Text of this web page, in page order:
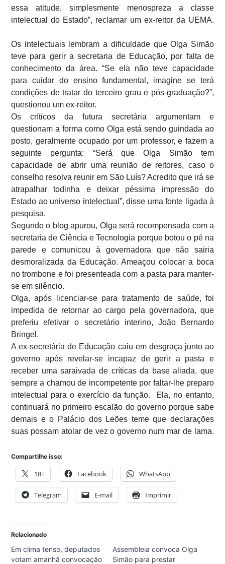
essa atitude, simplesmente menospreza a classe
intelectual do Estado”, reclamar um ex-reitor da UEMA.
Os intelectuais lembram a dificuldade que Olga Simão
teve para gerir a secretaria de Educação, por falta de
conhecimento da área. “Se ela não teve capacidade
para cuidar do ensino fundamental, imagine se terá
condições de tratar do terceiro grau e pós-graduação?”,
questionou um ex-reitor.
Os críticos da futura secretária argumentam e
questionam a forma como Olga está sendo guindada ao
posto, geralmente ocupado por um professor, e fazem a
seguinte pergunta: “Será que Olga Simão tem
capacidade de abrir uma reunião de reitores, caso o
conselho resolva reunir em São Luís? Acredito que irá se
atrapalhar todinha e deixar péssima impressão do
Estado ao universo intelectual”, disse uma fonte ligada à
pesquisa.
Segundo o blog apurou, Olga será recompensada com a
secretaria de Ciência e Tecnologia porque botou o pé na
parede e comunicou à governadora que não sairia
desmoralizada da Educação. Ameaçou colocar a boca
no trombone e foi presenteada com a pasta para manter-
se em silêncio.
Olga, após licenciar-se para tratamento de saúde, foi
impedida de retornar ao cargo pela governadora, que
preferiu efetivar o secretário interino, João Bernardo
Bringel.
A ex-secretária de Educação caiu em desgraça junto ao
governo após revelar-se incapaz de gerir a pasta e
receber uma saraivada de críticas da base aliada, que
sempre a chamou de incompetente por faltar-lhe preparo
intelectual para o exercício da função. Ela, no entanto,
continuará no primeiro escalão do governo porque sabe
demais e o Palácio dos Leões teme que declarações
suas possam atolar de vez o governo num mar de lama.
Compartilhe isso:
18+ Facebook WhatsApp
Telegram E-mail Imprimir
Relacionado
Em clima tenso, deputados
votam amanhã convocação
Assembleia convoca Olga
Simão para prestar